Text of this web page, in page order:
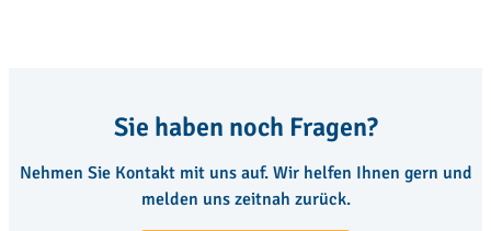
Sie haben noch Fragen?
Nehmen Sie Kontakt mit uns auf. Wir helfen Ihnen gern und
melden uns zeitnah zurück.